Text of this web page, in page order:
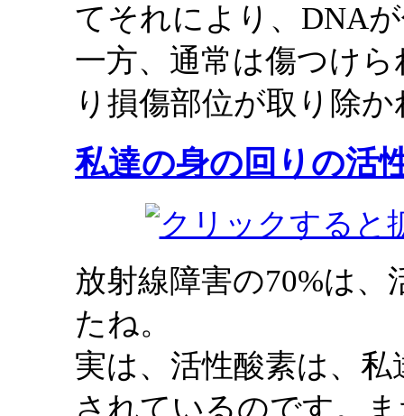
てそれにより、DNA
一方、通常は傷つけ
り損傷部位が取り除
私達の身の回りの活
放射線障害の70%は
たね。
実は、活性酸素は、
されているのです。